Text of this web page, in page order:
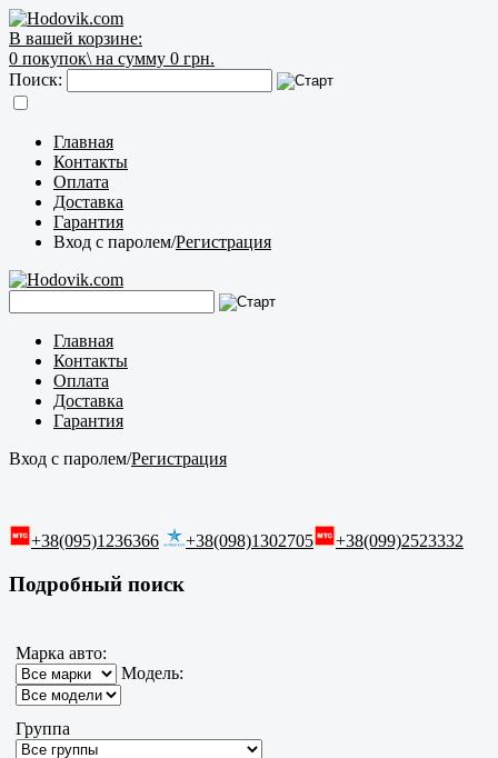
В вашей корзине:
0 покупок\ на сумму 0 грн.
Поиск:
Главная
Контакты
Оплата
Доставка
Гарантия
Вход с паролем/Регистрация
Главная
Контакты
Оплата
Доставка
Гарантия
Вход с паролем/Регистрация
+38(095)1236366 +38(098)1302705 +38(099)2523332
Подробный поиск
Марка авто:
Модель:
Группа